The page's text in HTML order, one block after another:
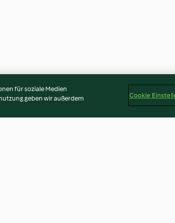
für soziale Medien
geben wir außerdem
Cookie